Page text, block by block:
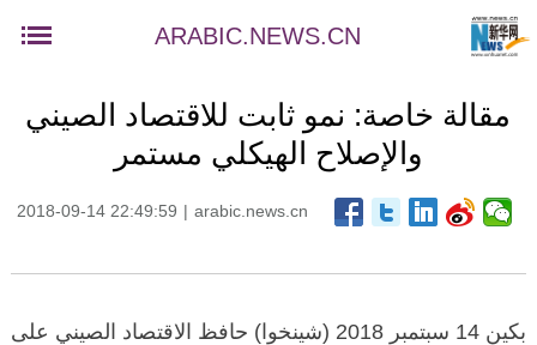
ARABIC.NEWS.CN
مقالة خاصة: نمو ثابت للاقتصاد الصيني
والإصلاح الهيكلي مستمر
2018-09-14 22:49:59 | arabic.news.cn
بكين 14 سبتمبر 2018 (شينخوا) حافظ الاقتصاد الصيني على